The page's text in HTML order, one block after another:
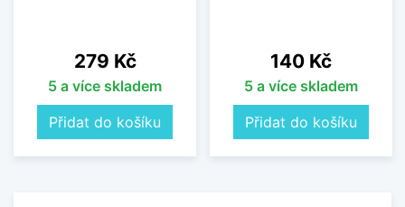
Cena
279 Kč
5 a více skladem
Přidat do košíku
Cena
140 Kč
5 a více skladem
Přidat do košíku